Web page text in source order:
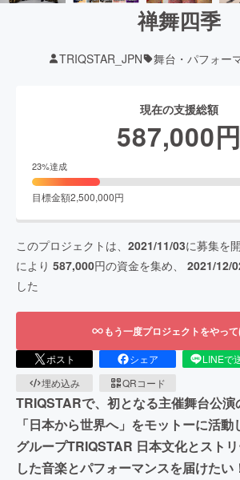
禅舞四季
TRIQSTAR_JPN 舞台・パフォー
現在の支援総額
587,000円
23%達成
目標金額2,500,000円
このプロジェクトは、 2021/11/03に募集を
により 587,000円の資金を集め、 2021/12/
した
もう一度プロジェクトをやっ
ポスト シェア LINEで
埋め込み
QRコード
TRIQSTARで、初となる主催舞台公演
「日本から世界へ」をモットーに活
グループTRIQSTAR 日本文化とスト
した音楽とパフォーマンスを届けたい